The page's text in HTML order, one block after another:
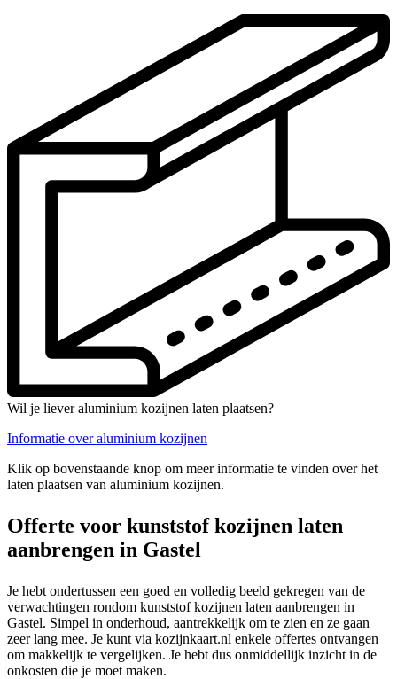
Wil je liever aluminium kozijnen laten plaatsen?
Informatie over aluminium kozijnen
Klik op bovenstaande knop om meer informatie te vinden over het
laten plaatsen van aluminium kozijnen.
Offerte voor kunststof kozijnen laten
aanbrengen in Gastel
Je hebt ondertussen een goed en volledig beeld gekregen van de
verwachtingen rondom kunststof kozijnen laten aanbrengen in
Gastel. Simpel in onderhoud, aantrekkelijk om te zien en ze gaan
zeer lang mee. Je kunt via kozijnkaart.nl enkele offertes ontvangen
om makkelijk te vergelijken. Je hebt dus onmiddellijk inzicht in de
onkosten die je moet maken.